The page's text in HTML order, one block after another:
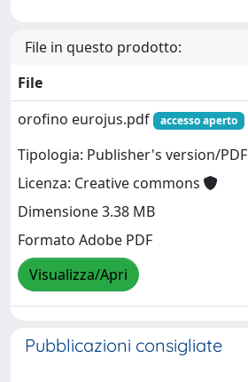
File in questo prodotto:
File
orofino eurojus.pdf
accesso aperto
Tipologia: Publisher's version/PDF
Licenza: Creative commons
Dimensione 3.38 MB
Formato Adobe PDF
Visualizza/Apri
Pubblicazioni consigliate